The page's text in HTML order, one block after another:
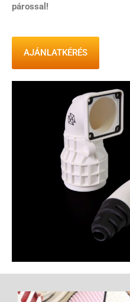
párossal!
AJÁNLATKÉRÉS